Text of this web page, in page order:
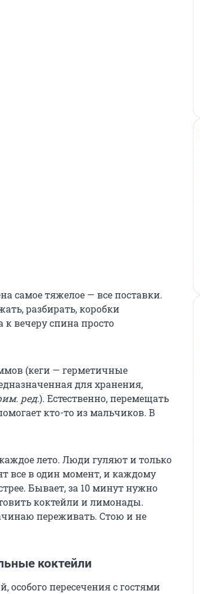
самое тяжелое — все поставки.
разбирать, коробки
к вечеру спина просто
(кеги — герметичные
для хранения,
ред.). Естественно, перемещать
кто-то из мальчиков. В
лето. Люди гуляют и только
все в один момент, и каждому
Бывает, за 10 минут нужно
коктейли и лимонады.
переживать. Стою и не
коктейли
особого пересечения с гостями